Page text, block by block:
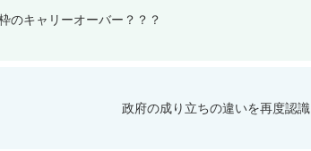
のキャリーオーバー？？？
政府の成り立ちの違いを再度認識